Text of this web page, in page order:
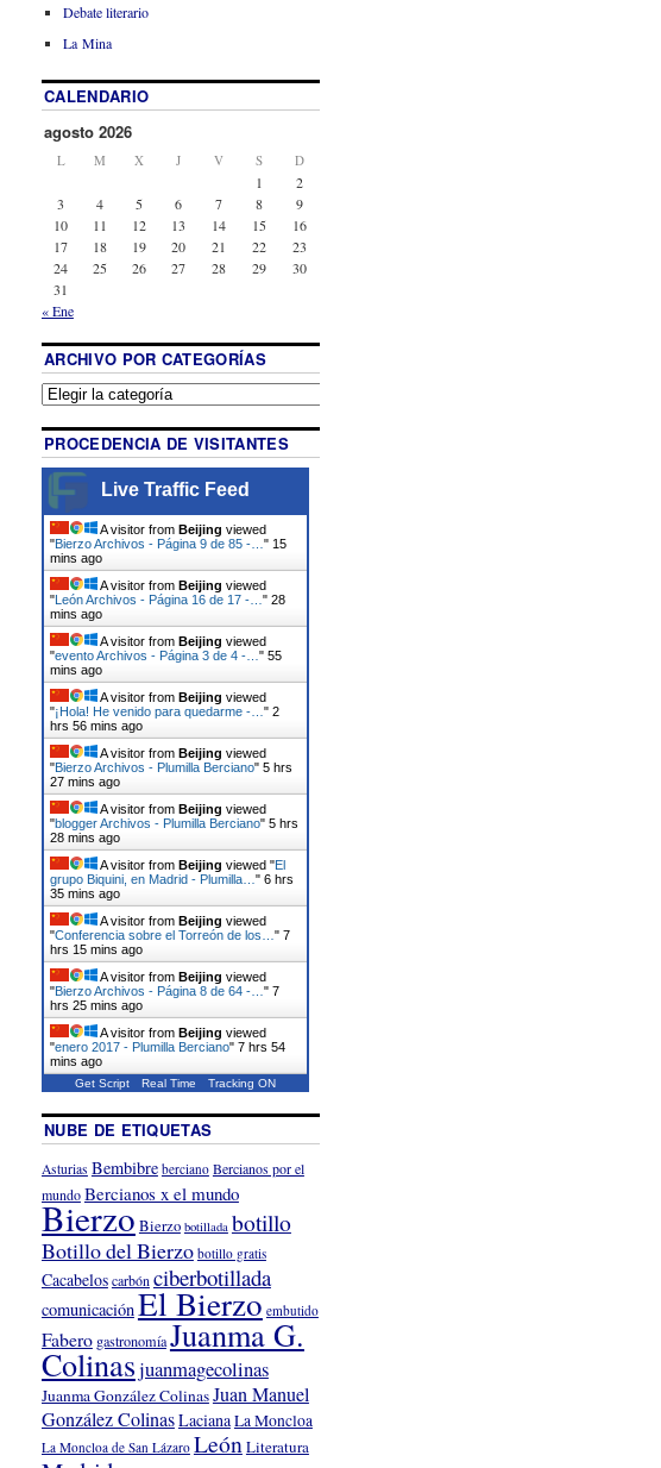
Debate literario
La Mina
CALENDARIO
agosto 2026
L M X J V S D
1
2
3
4 5 6 7 8
9
10
11 12 13 14 15
16
17
18 19 20 21 22
23
24
25 26 27 28 29
30
31
« Ene
ARCHIVO POR CATEGORÍAS
PROCEDENCIA DE VISITANTES
Live Traffic Feed
A visitor from Beijing viewed
"Bierzo Archivos - Página 9 de 85 -… " 15
mins ago
A visitor from Beijing viewed
"León Archivos - Página 16 de 17 -… " 28
mins ago
A visitor from Beijing viewed
"evento Archivos - Página 3 de 4 -… " 55
mins ago
A visitor from Beijing viewed
"¡Hola! He venido para quedarme -… " 2
hrs 56 mins ago
A visitor from Beijing viewed
"Bierzo Archivos - Plumilla Berciano" 5 hrs
27 mins ago
A visitor from Beijing viewed
"blogger Archivos - Plumilla Berciano" 5 hrs
28 mins ago
A visitor from Beijing viewed "El
grupo Biquini, en Madrid - Plumilla… " 6 hrs
35 mins ago
A visitor from Beijing viewed
"Conferencia sobre el Torreón de los… " 7
hrs 16 mins ago
A visitor from Beijing viewed
"Bierzo Archivos - Página 8 de 64 -… " 7
hrs 25 mins ago
A visitor from Beijing viewed
"enero 2017 - Plumilla Berciano" 7 hrs 54
mins ago
Get Script Real Time Tracking ON
NUBE DE ETIQUETAS
Asturias Bembibre berciano Bercianos por el
mundoBercianos x el mundo
BierzoBierzo botillada botillo
Botillo del Bierzo botillo gratis
Cacabeloscarbón ciberbotillada
comunicaciónEl Bierzo embutido
Fabero gastronomíaJuanma G.
Colinasjuanmagecolinas
Juanma González ColinasJuan Manuel
González ColinasLacianaLa Moncloa
La Moncloa de San Lázaro LeónLiteratura